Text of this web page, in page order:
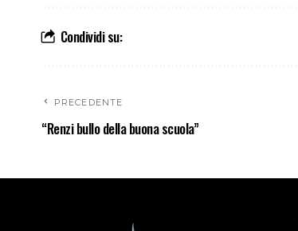
Condividi su:
PRECEDENTE
“Renzi bullo della buona scuola”